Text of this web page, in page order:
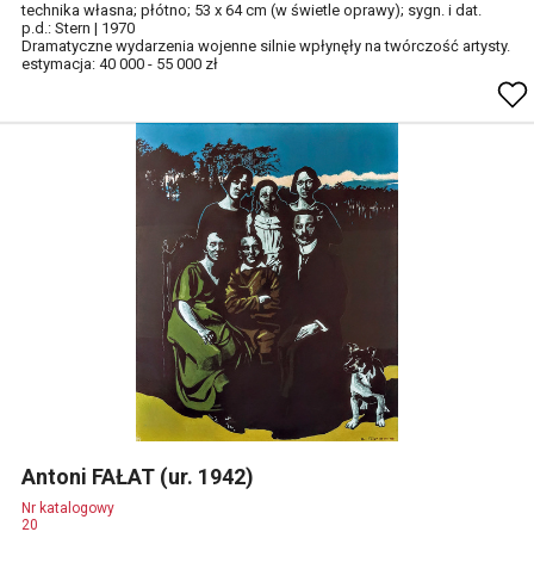
technika własna; płótno; 53 x 64 cm (w świetle oprawy); sygn. i dat.
p.d.: Stern | 1970
Dramatyczne wydarzenia wojenne silnie wpłynęły na twórczość artysty.
estymacja: 40 000 - 55 000 zł
Antoni FAŁAT (ur. 1942)
Nr katalogowy
20